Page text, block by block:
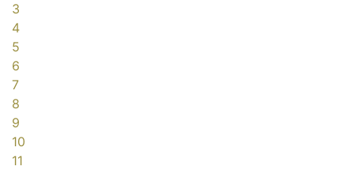
3
4
5
6
7
8
9
10
11